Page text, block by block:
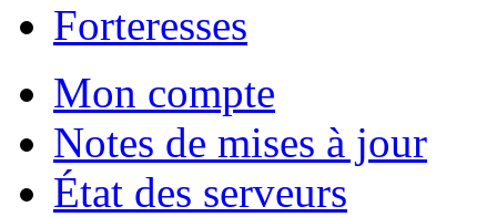
Forteresses
Mon compte
Notes de mises à jour
État des serveurs